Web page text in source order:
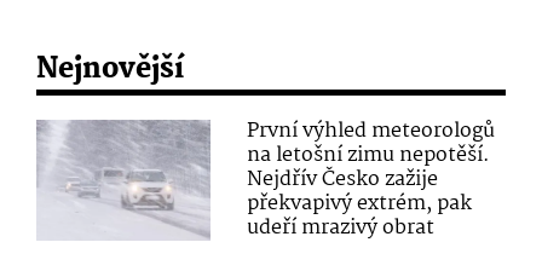
Nejnovější
První výhled meteorologů
na letošní zimu nepotěší.
Nejdřív Česko zažije
překvapivý extrém, pak
udeří mrazivý obrat